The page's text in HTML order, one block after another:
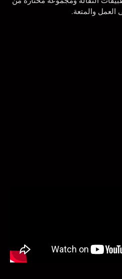
العمل والمتعة.